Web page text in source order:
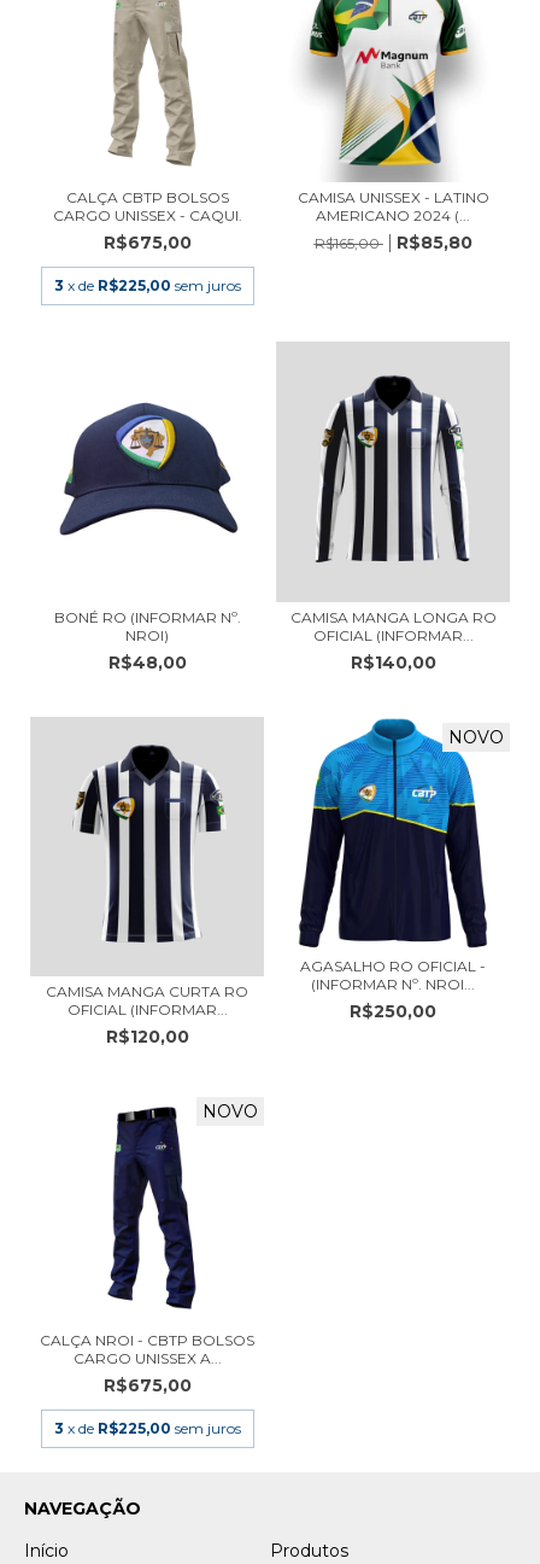
CALÇA CBTP BOLSOS
CARGO UNISSEX - CAQUI.
R$675,00
3 x de R$225,00 sem juros
CAMISA UNISSEX - LATINO
AMERICANO 2024 (...
R$165,00
R$85,80
BONÉ RO (INFORMAR Nº.
NROI)
R$48,00
CAMISA MANGA LONGA RO
OFICIAL (INFORMAR...
R$140,00
CAMISA MANGA CURTA RO
OFICIAL (INFORMAR...
R$120,00
NOVO
AGASALHO RO OFICIAL -
(INFORMAR Nº. NROI...
R$250,00
NOVO
CALÇA NROI - CBTP BOLSOS
CARGO UNISSEX A...
R$675,00
3 x de R$225,00 sem juros
NAVEGAÇÃO
Início
Produtos